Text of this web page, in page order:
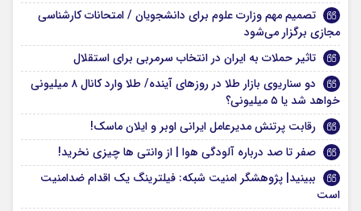
تصمیم مهم وزارت علوم برای دانشجویان / امتحانات کارشناسی
مجازی برگزار می‌شود
تاثیر حملات به ایران در انتخاب سرمربی برای استقلال
دو سناریوی بازار طلا در روز‌های آینده/ طلا وارد کانال ۸ میلیونی
خواهد شد یا ۵ میلیونی؟
رقابت پرتنش مدیرعامل ایرانی اوبر و ایلان ماسک!
صفر تا صد درباره آلودگی هوا | از وانتی ها چیزی نخرید!
ببینید| پژوهشگر امنیت شبکه: فیلترینگ یک اقدام ضدامنیت
است